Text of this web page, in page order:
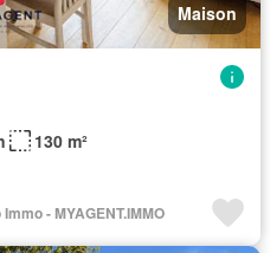
Maison
130 m²
- MYAGENT.IMMO